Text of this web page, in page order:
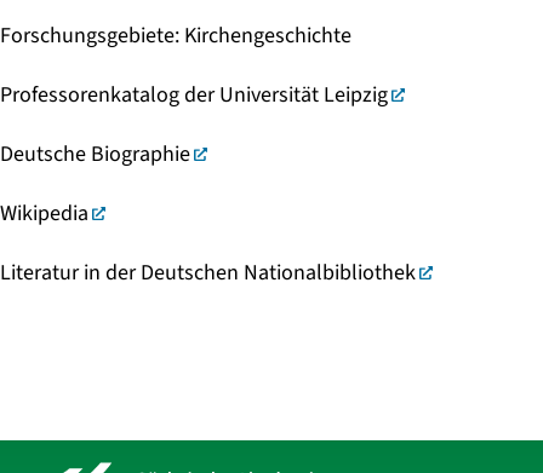
Forschungsgebiete: Kirchengeschichte
Professorenkatalog der Universität Leipzig
Deutsche Biographie
Wikipedia
Literatur in der Deutschen Nationalbibliothek